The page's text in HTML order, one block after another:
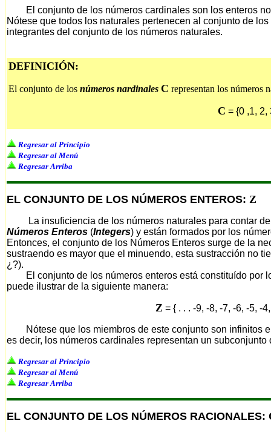
El conjunto de los números cardinales son los enteros no
Nótese que todos los naturales pertenecen al conjunto de
integrantes del conjunto de los números naturales.
DEFINICIÓN:
El conjunto de los números nardinales C representan los números
C = {0 ,1, 2,
Regresar al Principio
Regresar al Menú
Regresar Arriba
EL CONJUNTO DE LOS NÚMEROS ENTEROS: Z
La insuficiencia de los números naturales para contar
Números Enteros (Integers) y están formados por los
Entonces, el conjunto de los Números Enteros surge de la
sustraendo es mayor que el minuendo, esta sustracción no
¿?).
El conjunto de los números enteros está constituído por
puede ilustrar de la siguiente manera:
Z = { . . . -9, -8, -7, -6, -5, -
Nótese que los miembros de este conjunto son infinitos
es decir, los números cardinales representan un subconjunto
Regresar al Principio
Regresar al Menú
Regresar Arriba
EL CONJUNTO DE LOS NÚMEROS RACIONALES: